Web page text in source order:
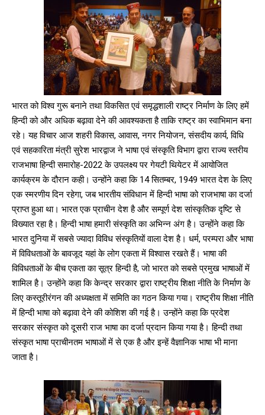
DAILY NEWS BULLETIN
Video
भारत को विश्व गुरू बनाने तथा विकसित एवं समृद्धशाली राष्ट्र निर्माण के लिए हमें
हिन्दी को और अधिक बढ़ावा देने की आवश्यकता है ताकि राष्ट्र का स्वाभिमान बना
रहे। यह विचार आज शहरी विकास, आवास, नगर नियोजन, संसदीय कार्य, विधि
एवं सहकारिता मंत्री सुरेश भारद्वाज ने भाषा एवं संस्कृति विभाग द्वारा राज्य स्तरीय
राजभाषा हिन्दी समारोह-2022 के उपलक्ष्य पर गेयटी थियेटर में आयोजित
कार्यक्रम के दौरान कही। उन्होंने कहा कि 14 सितम्बर, 1949 भारत देश के लिए
एक स्मरणीय दिन रहेगा, जब भारतीय संविधान में हिन्दी भाषा को राजभाषा का दर्जा
प्राप्त हुआ था। भारत एक प्राचीन देश है और सम्पूर्ण देश सांस्कृतिक दृष्टि से
विख्यात रहा है। हिन्दी भाषा हमारी संस्कृति का अभिन्न अंग है। उन्होंने कहा कि
भारत दुनिया में सबसे ज्यादा विविध संस्कृतियों वाला देश है। धर्म, परम्परा और भाषा
में विविधताओं के बावजूद यहां के लोग एकता में विश्वास रखते हैं। भाषा की
विविधताओं के बीच एकता का सूत्र हिन्दी है, जो भारत को सबसे प्रमुख भाषाओं में
शामिल है। उन्होंने कहा कि केन्द्र सरकार द्वारा राष्ट्रीय शिक्षा नीति के निर्माण के
लिए कस्तूरीरंगन की अध्यक्षता में समिति का गठन किया गया। राष्ट्रीय शिक्षा नीति
में हिन्दी भाषा को बढ़ावा देने की कोशिश की गई है। उन्होंने कहा कि प्रदेश
सरकार संस्कृत को दूसरी राज भाषा का दर्जा प्रदान किया गया है। हिन्दी तथा
संस्कृत भाषा प्राचीनतम भाषाओं में से एक है और इन्हें वैज्ञानिक भाषा भी माना
जाता है।